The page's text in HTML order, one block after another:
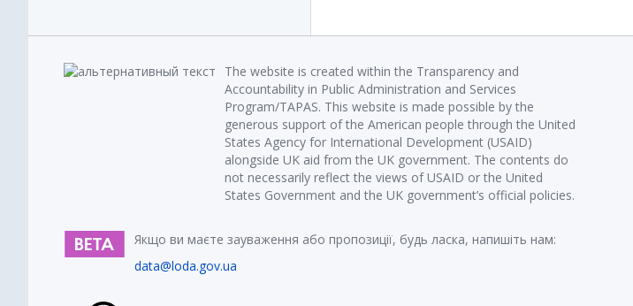
The website is created within the Transparency and
Accountability in Public Administration and Services
Program/TAPAS. This website is made possible by the
generous support of the American people through the United
States Agency for International Development (USAID)
alongside UK aid from the UK government. The contents do
not necessarily reflect the views of USAID or the United
States Government and the UK government’s official policies.
Якщо ви маєте зауваження або пропозиції, будь ласка, напишіть нам:
data@loda.gov.ua